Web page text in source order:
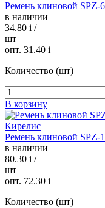
Ремень клиновой
в наличии
34.80 i /
шт
опт. 31.40 i
Количество (шт)
В корзину
Ремень клиновой
в наличии
80.30 i /
шт
опт. 72.30 i
Количество (шт)